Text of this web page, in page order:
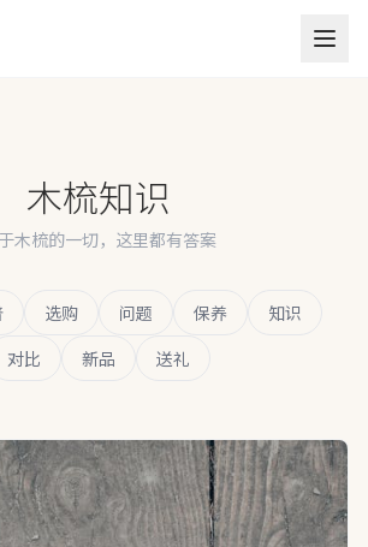
木梳知识
木梳的一切，这里都有答案
选购 问题 保养
知识
对比
新品 送礼